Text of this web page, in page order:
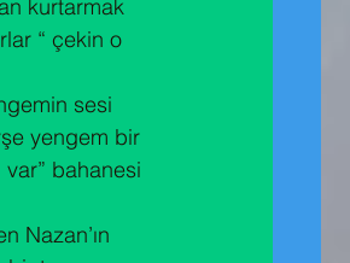
kurtarmak
“ çekin o
sesi
yengem bir
bahanesi
Nazan’ın